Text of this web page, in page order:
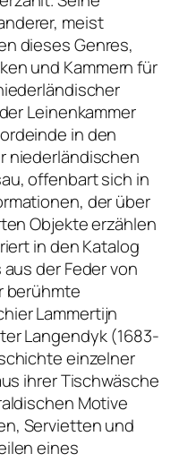
meist
dieses Genres,
und Kammern für
Leinenkammer
in den
niederländischen
offenbart sich in
der über
Objekte erzählen
in den Katalog
der Feder von
berühmte
Lammertijn
Langendyk (1683-
einzelner
ihrer Tischwäsche
Motive
Servietten und
eines